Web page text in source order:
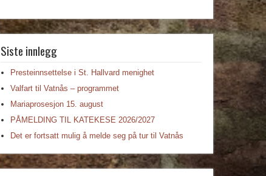
Siste innlegg
Presteinnsettelse i St. Hallvard menighet
Valfart til Vatnås – programmet
Mariaprosesjon 15. august
PÅMELDING TIL KATEKESE 2026/2027
Det er fortsatt mulig å melde seg på tur til Vatnås